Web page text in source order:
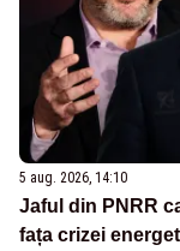
5 aug. 2026, 14:10
Jaful din PNRR
fața crizei